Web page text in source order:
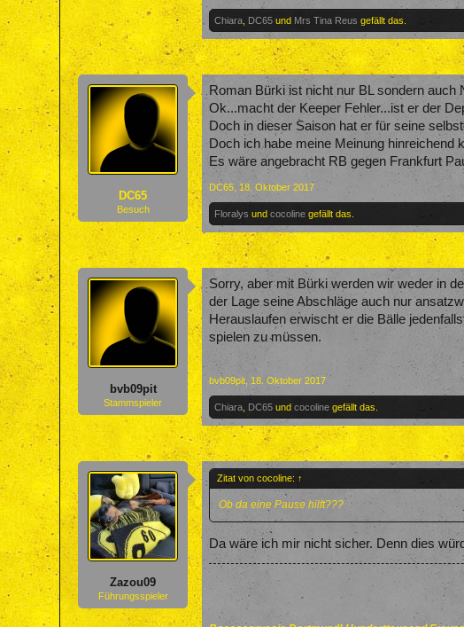
Chiara DC65 und Mrs Tina Reus gefällt das.
DC65
Besuch
Roman Bürki ist nicht nur BL sondern auch
Ok...macht der Keeper Fehler...ist er der
Doch in dieser Saison hat er für seine
Doch ich habe meine Meinung hinreichend
Es wäre angebracht RB gegen Frankfurt
DC65 18. Oktober 2017
Floralys undcocoline gefällt das.
bvb09pit
Stammspieler
Sorry, aber mit Bürki werden wir weder in
der Lage seine Abschläge auch nur
Herauslaufen erwischt er die Bälle
spielen zu müssen.
bvb09pit 18. Oktober 2017
Chiara DC65 undcocoline gefällt das.
Zazou09
Führungsspieler
Zitat von cocoline: ↑
Ob da eine Pause hilft???
Da wäre ich mir nicht sicher. Denn dies